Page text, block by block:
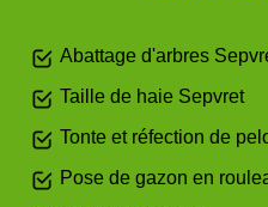
Abattage d'arbres
Taille de haie Sepvret
Tonte et réfection de
Pose de gazon en